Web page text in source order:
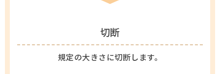
切断
規定の大きさに切断します。